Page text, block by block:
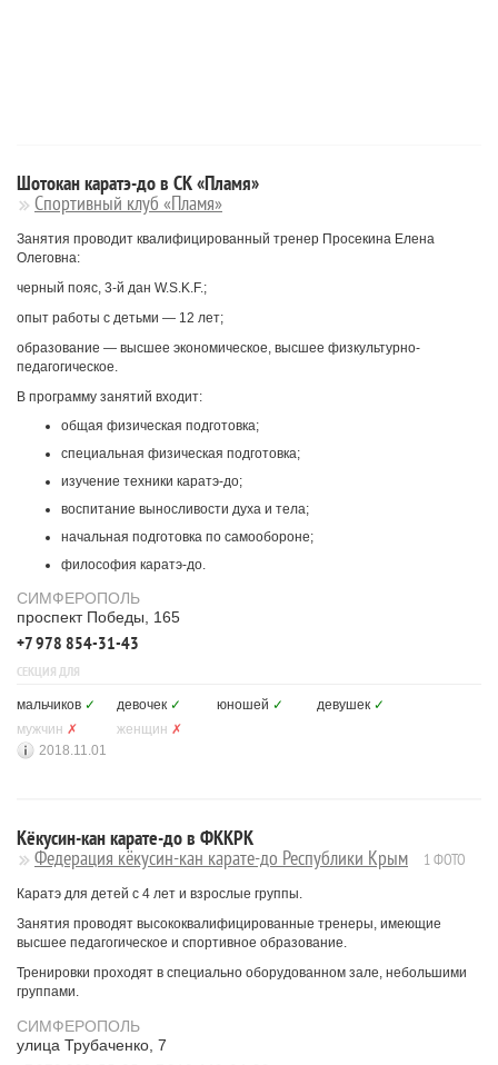
Шотокан каратэ-до в CК «Пламя»
Cпортивный клуб «Пламя»
Занятия проводит квалифицированный тренер Просекина Елена
Олеговна:
черный пояс, 3-й дан W.S.K.F.;
опыт работы с детьми — 12 лет;
образование — высшее экономическое, высшее физкультурно-
педагогическое.
В программу занятий входит:
общая физическая подготовка;
специальная физическая подготовка;
изучение техники каратэ-до;
воспитание выносливости духа и тела;
начальная подготовка по самообороне;
философия каратэ-до.
СИМФЕРОПОЛЬ
проспект Победы, 165
+7 978 854-31-43
СЕКЦИЯ ДЛЯ
мальчиков ✓ девочек ✓ юношей ✓ девушек ✓
мужчин ✗ женщин ✗
2018.11.01
Кёкусин-кан карате-до в ФККРК
Федерация кёкусин-кан карате-до Республики Крым 1 ФОТО
Каратэ для детей с 4 лет и взрослые группы.
Занятия проводят высококвалифицированные тренеры, имеющие
высшее педагогическое и спортивное образование.
Тренировки проходят в специально оборудованном зале, небольшими
группами.
СИМФЕРОПОЛЬ
улица Трубаченко, 7